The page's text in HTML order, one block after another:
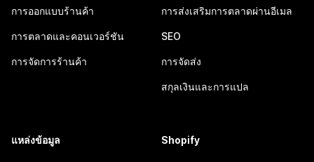
การออกแบบร้านค้า
การตลาดและคอนเวอร์ชัน
การจัดการร้านค้า
การส่งเสริมการตลาดผ่านอีเมล
SEO
การจัดส่ง
สกุลเงินและการแปล
แหล่งข้อมูล Shopify